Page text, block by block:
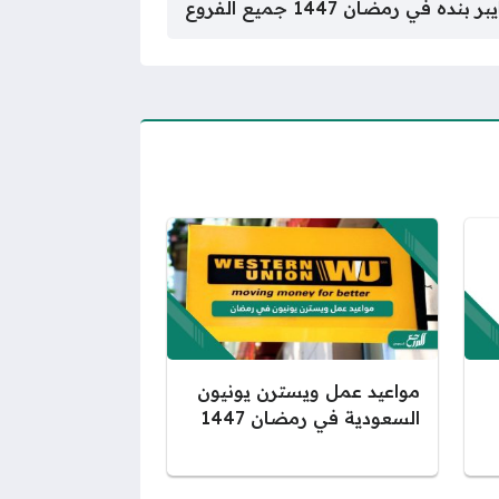
في رمضان 1447 جميع الفروع
مواعيد عمل ويسترن يونيون
السعودية في رمضان 1447